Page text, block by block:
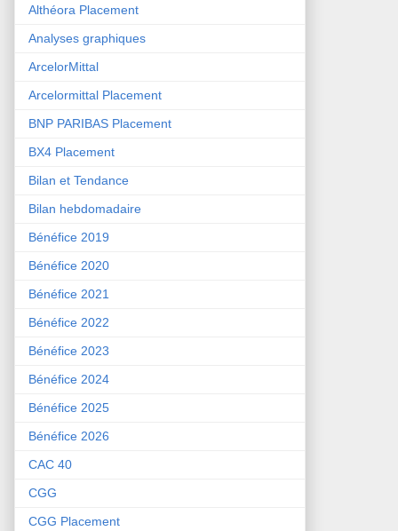
Althéora Placement
Analyses graphiques
ArcelorMittal
Arcelormittal Placement
BNP PARIBAS Placement
BX4 Placement
Bilan et Tendance
Bilan hebdomadaire
Bénéfice 2019
Bénéfice 2020
Bénéfice 2021
Bénéfice 2022
Bénéfice 2023
Bénéfice 2024
Bénéfice 2025
Bénéfice 2026
CAC 40
CGG
CGG Placement